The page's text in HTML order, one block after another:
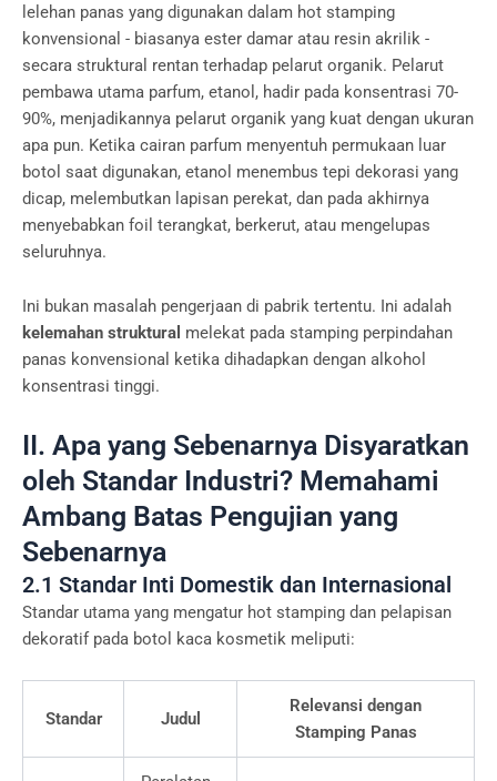
lelehan panas yang digunakan dalam hot stamping
konvensional - biasanya ester damar atau resin akrilik -
secara struktural rentan terhadap pelarut organik. Pelarut
pembawa utama parfum, etanol, hadir pada konsentrasi 70-
90%, menjadikannya pelarut organik yang kuat dengan ukuran
apa pun. Ketika cairan parfum menyentuh permukaan luar
botol saat digunakan, etanol menembus tepi dekorasi yang
dicap, melembutkan lapisan perekat, dan pada akhirnya
menyebabkan foil terangkat, berkerut, atau mengelupas
seluruhnya.
Ini bukan masalah pengerjaan di pabrik tertentu. Ini adalah
kelemahan struktural melekat pada stamping perpindahan
panas konvensional ketika dihadapkan dengan alkohol
konsentrasi tinggi.
II. Apa yang Sebenarnya Disyaratkan
oleh Standar Industri? Memahami
Ambang Batas Pengujian yang
Sebenarnya
2.1 Standar Inti Domestik dan Internasional
Standar utama yang mengatur hot stamping dan pelapisan
dekoratif pada botol kaca kosmetik meliputi:
Standar Judul
Relevansi dengan
Stamping Panas